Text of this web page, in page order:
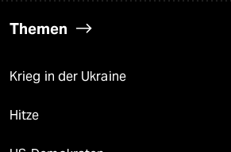
Themen
Krieg in der Ukraine
Hitze